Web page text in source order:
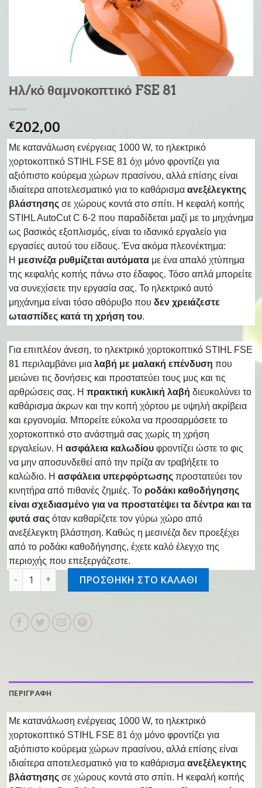
Ηλ/κό θαμνοκοπτικό FSE 81
€202,00
Με κατανάλωση ενέργειας 1000 W, το ηλεκτρικό
χορτοκοπτικό STIHL FSE 81 όχι μόνο φροντίζει για
αξιόπιστο κούρεμα χώρων πρασίνου, αλλά επίσης είναι
ιδιαίτερα αποτελεσματικό για το καθάρισμα ανεξέλεγκτης
βλάστησης σε χώρους κοντά στο σπίτι. Η κεφαλή κοπής
STIHL AutoCut C 6-2 που παραδίδεται μαζί με το μηχάνημα
ως βασικός εξοπλισμός, είναι το ιδανικό εργαλείο για
εργασίες αυτού του είδους. Ένα ακόμα πλεονέκτημα:
Η μεσινέζα ρυθμίζεται αυτόματα με ένα απαλό χτύπημα
της κεφαλής κοπής πάνω στο έδαφος. Τόσο απλά μπορείτε
να συνεχίσετε την εργασία σας. Το ηλεκτρικό αυτό
μηχάνημα είναι τόσο αθόρυβο που δεν χρειάζεστε
ωτασπίδες κατά τη χρήση του.
Για επιπλέον άνεση, το ηλεκτρικό χορτοκοπτικό STIHL FSE
81 περιλαμβάνει μια λαβή με μαλακή επένδυση που
μειώνει τις δονήσεις και προστατεύει τους μυς και τις
αρθρώσεις σας. Η πρακτική κυκλική λαβή διευκολύνει το
καθάρισμα άκρων και την κοπή χόρτου με υψηλή ακρίβεια
και εργονομία. Μπορείτε εύκολα να προσαρμόσετε το
χορτοκοπτικό στο ανάστημά σας χωρίς τη χρήση
εργαλείων. H ασφάλεια καλωδίου φροντίζει ώστε το φις
να μην αποσυνδεθεί από την πρίζα αν τραβήξετε το
καλώδιο. Η ασφάλεια υπερφόρτωσης προστατεύει τον
κινητήρα από πιθανές ζημιές. Το ροδάκι καθοδήγησης
είναι σχεδιασμένο για να προστατέψει τα δέντρα και τα
φυτά σας όταν καθαρίζετε τον γύρω χώρο από
ανεξέλεγκτη βλάστηση. Καθώς η μεσινέζα δεν προεξέχει
από το ροδάκι καθοδήγησης, έχετε καλό έλεγχο της
περιοχής που επεξεργάζεστε.
Ηλ/κό θαμνοκοπτικό FSE 81 ποσότητα
ΠΡΟΣΘΗΚΗ ΣΤΟ ΚΑΛΑΘΙ
ΠΕΡΙΓΡΑΦΗ
Με κατανάλωση ενέργειας 1000 W, το ηλεκτρικό
χορτοκοπτικό STIHL FSE 81 όχι μόνο φροντίζει για
αξιόπιστο κούρεμα χώρων πρασίνου, αλλά επίσης είναι
ιδιαίτερα αποτελεσματικό για το καθάρισμα ανεξέλεγκτης
βλάστησης σε χώρους κοντά στο σπίτι. Η κεφαλή κοπής